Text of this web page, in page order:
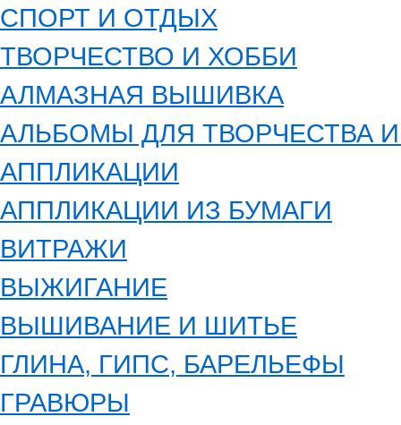
СПОРТ И ОТДЫХ
ТВОРЧЕСТВО И ХОББИ
АЛМАЗНАЯ ВЫШИВКА
АЛЬБОМЫ ДЛЯ ТВОРЧЕСТВА
АППЛИКАЦИИ
АППЛИКАЦИИ ИЗ БУМАГИ
ВИТРАЖИ
ВЫЖИГАНИЕ
ВЫШИВАНИЕ И ШИТЬЕ
ГЛИНА, ГИПС, БАРЕЛЬЕФЫ
ГРАВЮРЫ